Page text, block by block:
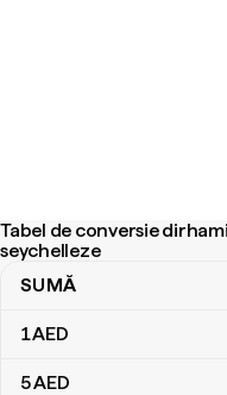
Tabel de conversie
seychelleze
Tabel de conversie
SUMĂ
1AED
5AED